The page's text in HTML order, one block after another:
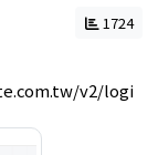
1724
v2/logi